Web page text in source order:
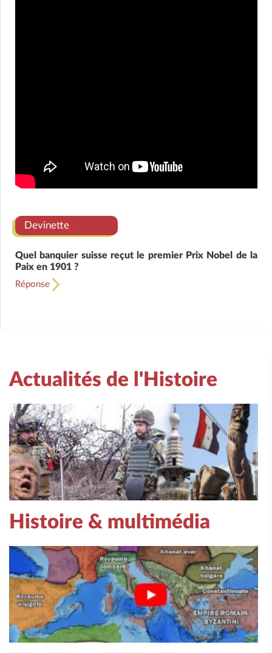
Devinette
Quel banquier suisse reçut le premier Prix Nobel de la
Paix en 1901 ?
Réponse
Actualités de l'Histoire
Histoire & multimédia